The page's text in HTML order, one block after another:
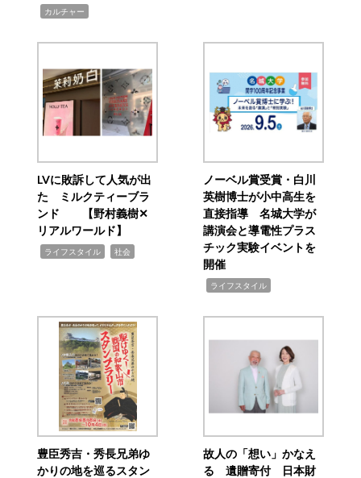
カルチャー
LVに敗訴して人気が出
た ミルクティーブラ
ンド 【野村義樹✕
リアルワールド】
ライフスタイル 社会
ノーベル賞受賞・白川
英樹博士が小中高生を
直接指導 名城大学が
講演会と導電性プラス
チック実験イベントを
開催
ライフスタイル
豊臣秀吉・秀長兄弟ゆ
かりの地を巡るスタン
故人の「想い」かなえ
る 遺贈寄付 日本財